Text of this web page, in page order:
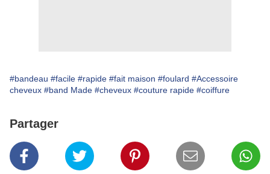
#bandeau #facile #rapide #fait maison #foulard #Accessoire
cheveux #band Made #cheveux #couture rapide #coiffure
Partager